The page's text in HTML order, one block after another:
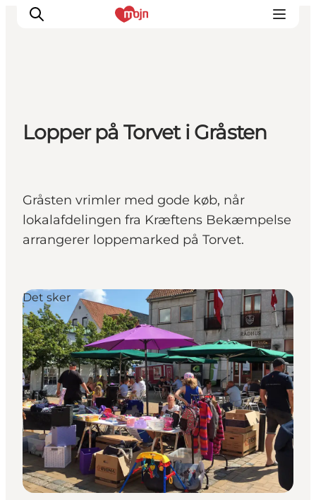
Byer & Steder
Planlæg din ferie
Booking
Lopper på Torvet i Gråsten
Gråsten vrimler med gode køb, når
lokalafdelingen fra Kræftens Bekæmpelse
arrangerer loppemarked på Torvet.
Det sker